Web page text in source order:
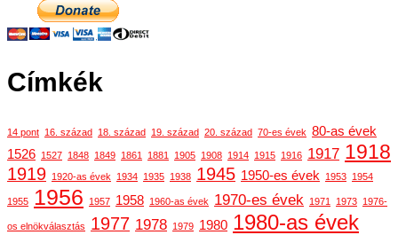
Címkék
14 pont 16. század 18. század 19. század 20. század 70-es évek 80-as évek
1526 1527 1848 1849 1861 1881 1905 1908 1914 1915 1916 1917 1918
1919 1920-as évek 1934 1935 1938 1945 1950-es évek 1953 1954
1955 1956 1957 1958 1960-as évek 1970-es évek 1971 1973 1976-
os elnökválasztás 1977 1978 1979 1980 1980-as évek